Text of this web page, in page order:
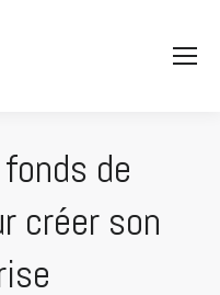
de
créer son